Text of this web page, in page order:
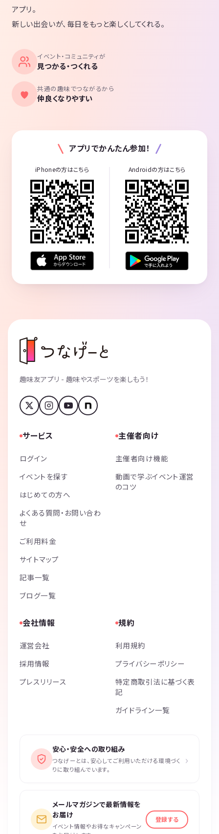
アプリ。
新しい出会いが、毎日をもっと楽しくしてくれる。
イベント・コミュニティが
見つかる・つくれる
共通の趣味でつながるから
仲良くなりやすい
アプリでかんたん参加！
iPhoneの方はこちら Androidの方はこちら
趣味友アプリ - 趣味やスポーツを楽しもう！
サービス
ログイン
イベントを探す
はじめての方へ
よくある質問・お問い合わ
せ
ご利用料金
サイトマップ
記事一覧
ブログ一覧
主催者向け
主催者向け機能
動画で学ぶイベント運営
のコツ
会社情報
運営会社
採用情報
プレスリリース
規約
利用規約
プライバシーポリシー
特定商取引法に基づく表
記
ガイドライン一覧
安心・安全への取り組み
つなげーとは、安心してご利用いただける環境づく
りに取り組んでいます。
›
メールマガジンで最新情報を
お届け
イベント情報やお得なキャンペーン
登録する